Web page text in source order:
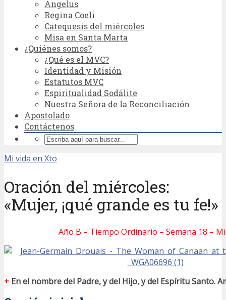
Angelus
Regina Coeli
Catequesis del miércoles
Misa en Santa Marta
¿Quiénes somos?
¿Qué es el MVC?
Identidad y Misión
Estatutos MVC
Espiritualidad Sodálite
Nuestra Señora de la Reconciliación
Apostolado
Contáctenos
Mi vida en Xto
Oración del miércoles:
«Mujer, ¡qué grande es tu fe!»
Año B – Tiempo Ordinario – Semana 18 –
+ En el nombre del Padre, y del Hijo, y del Espíritu Santo.